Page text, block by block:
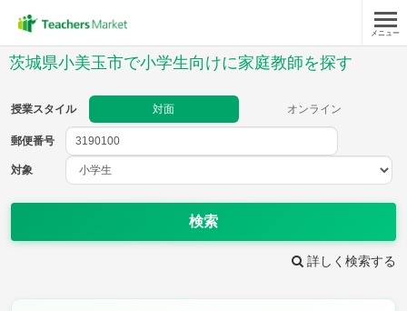
メニュー
茨城県小美玉市で小学生向けに家庭教師を探す
授業スタイル 対面 オンライン
郵便番号
対象
検索
詳しく検索する
郵便番号
教科